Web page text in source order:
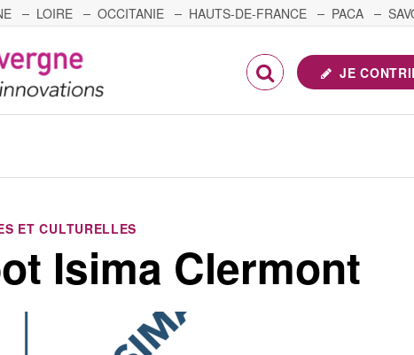
LOIRE OCCITANIE HAUTS-DE-FRANCE PACA
COMTÉ
JE
ET CULTURELLES
Isima Clermont